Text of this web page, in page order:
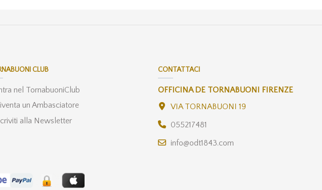
CLUB
nel TornabuoniClub
un Ambasciatore
alla Newsletter
CONTATTACI
OFFICINA DE TORNABUONI FIRENZE
VIA TORNABUONI 19
055217481
info@odt1843.com